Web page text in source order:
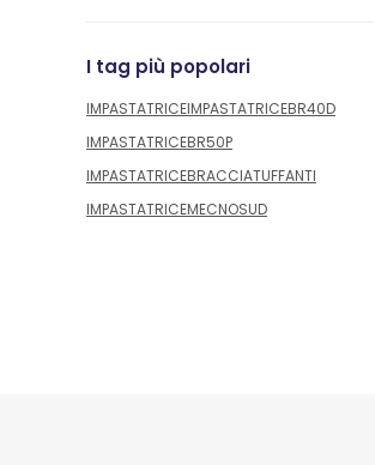
I tag più popolari
IMPASTATRICEIMPASTATRICEBR40D
IMPASTATRICEBR50P
IMPASTATRICEBRACCIATUFFANTI
IMPASTATRICEMECNOSUD